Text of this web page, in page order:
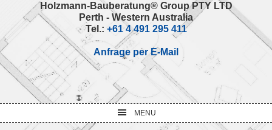
Holzmann-Bauberatung® Group PTY LTD
Perth - Western Australia
Tel.: +61 4 491 295 411
Anfrage per E-Mail
MENU